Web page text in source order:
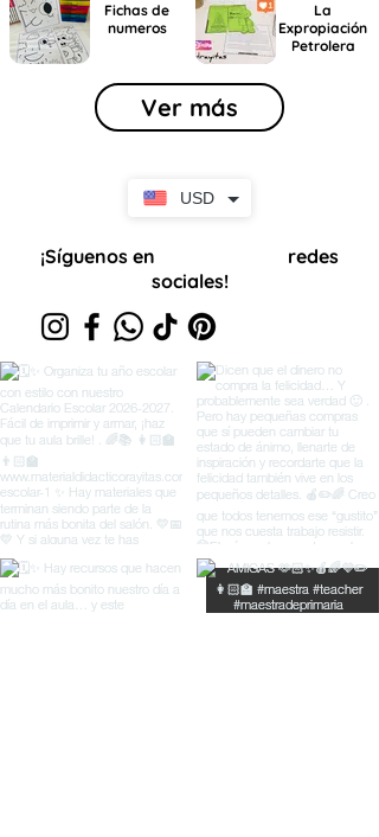
Fichas de
numeros
La
Expropiación
Petrolera
Ver más
USD
¡Síguenos en
redes
sociales!